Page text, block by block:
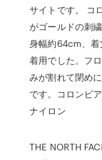
サイトです。 コ
がゴールドの刺
身幅約64cm、
着用でした。フ
みが割れて閉め
です。コロンビ
ナイロン
THE NORTH